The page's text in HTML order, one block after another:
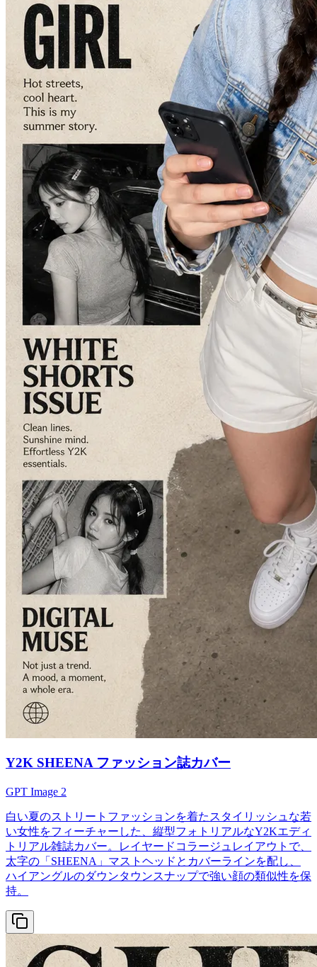
Y2K SHEENA ファッション誌カバー
GPT Image 2
白い夏のストリートファッションを着たスタイリッシュな若
い女性をフィーチャーした、縦型フォトリアルなY2Kエディ
トリアル雑誌カバー。レイヤードコラージュレイアウトで、
太字の「SHEENA」マストヘッドとカバーラインを配し、
ハイアングルのダウンタウンスナップで強い顔の類似性を保
持。